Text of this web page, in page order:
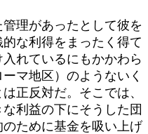
理があったとして彼を
な利得をまったく得て
れているにもかかわら
マ地区）のようないく
正反対だ。そこでは、
利益の下にそうした団
ために基金を吸い上げ